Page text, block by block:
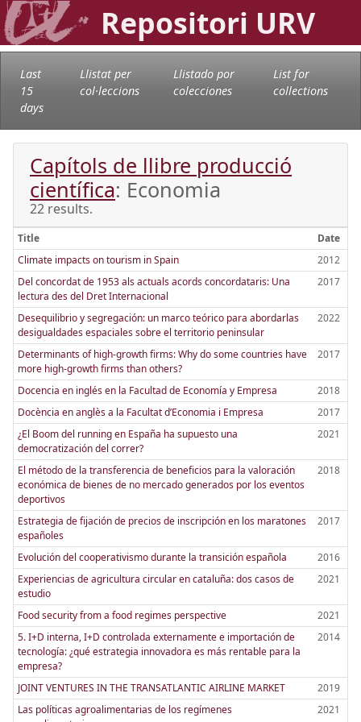
Repositori URV
Last
15
days
Llistat per
col·leccions
Llistado por
colecciones
List for
collections
Capítols de llibre producció
científica: Economia
22 results.
Title
Date
Climate impacts on tourism in Spain
2012
Del concordat de 1953 als actuals acords concordataris: Una
lectura des del Dret Internacional
2017
Desequilibrio y segregación: un marco teórico para abordarlas
desigualdades espaciales sobre el territorio peninsular
2022
Determinants of high-growth firms: Why do some countries have
more high-growth firms than others?
2017
Docencia en inglés en la Facultad de Economía y Empresa
2018
Docència en anglès a la Facultat d’Economia i Empresa
2017
¿El Boom del running en España ha supuesto una
democratización del correr?
2021
El método de la transferencia de beneficios para la valoración
económica de bienes de no mercado generados por los eventos
deportivos
2018
Estrategia de fijación de precios de inscripción en los maratones
españoles
2017
Evolución del cooperativismo durante la transición española
2016
Experiencias de agricultura circular en cataluña: dos casos de
estudio
2021
Food security from a food regimes perspective
2021
5. I+D interna, I+D controlada externamente e importación de
tecnología: ¿qué estrategia innovadora es más rentable para la
empresa?
2014
JOINT VENTURES IN THE TRANSATLANTIC AIRLINE MARKET
2019
Las políticas agroalimentarias de los regímenes
2021